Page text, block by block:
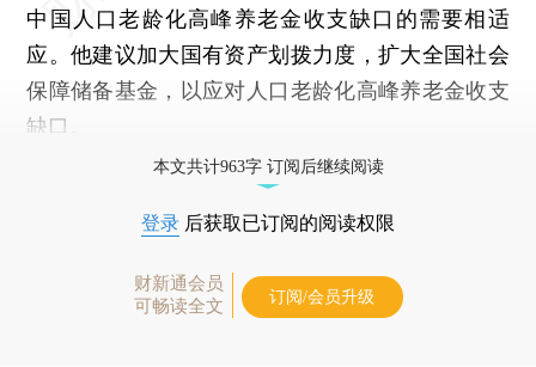
中国人口老龄化高峰养老金收支缺口的需要相适
应。他建议加大国有资产划拨力度，扩大全国社会
保障储备基金，以应对人口老龄化高峰养老金收支
缺口。
本文共计963字 订阅后继续阅读
登录 后获取已订阅的阅读权限
财新通会员
可畅读全文
订阅/会员升级